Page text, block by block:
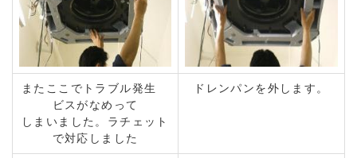
またここでトラブル発生
ビスがなめって
しまいました。ラチェット
で対応しました
ドレンパンを外します。